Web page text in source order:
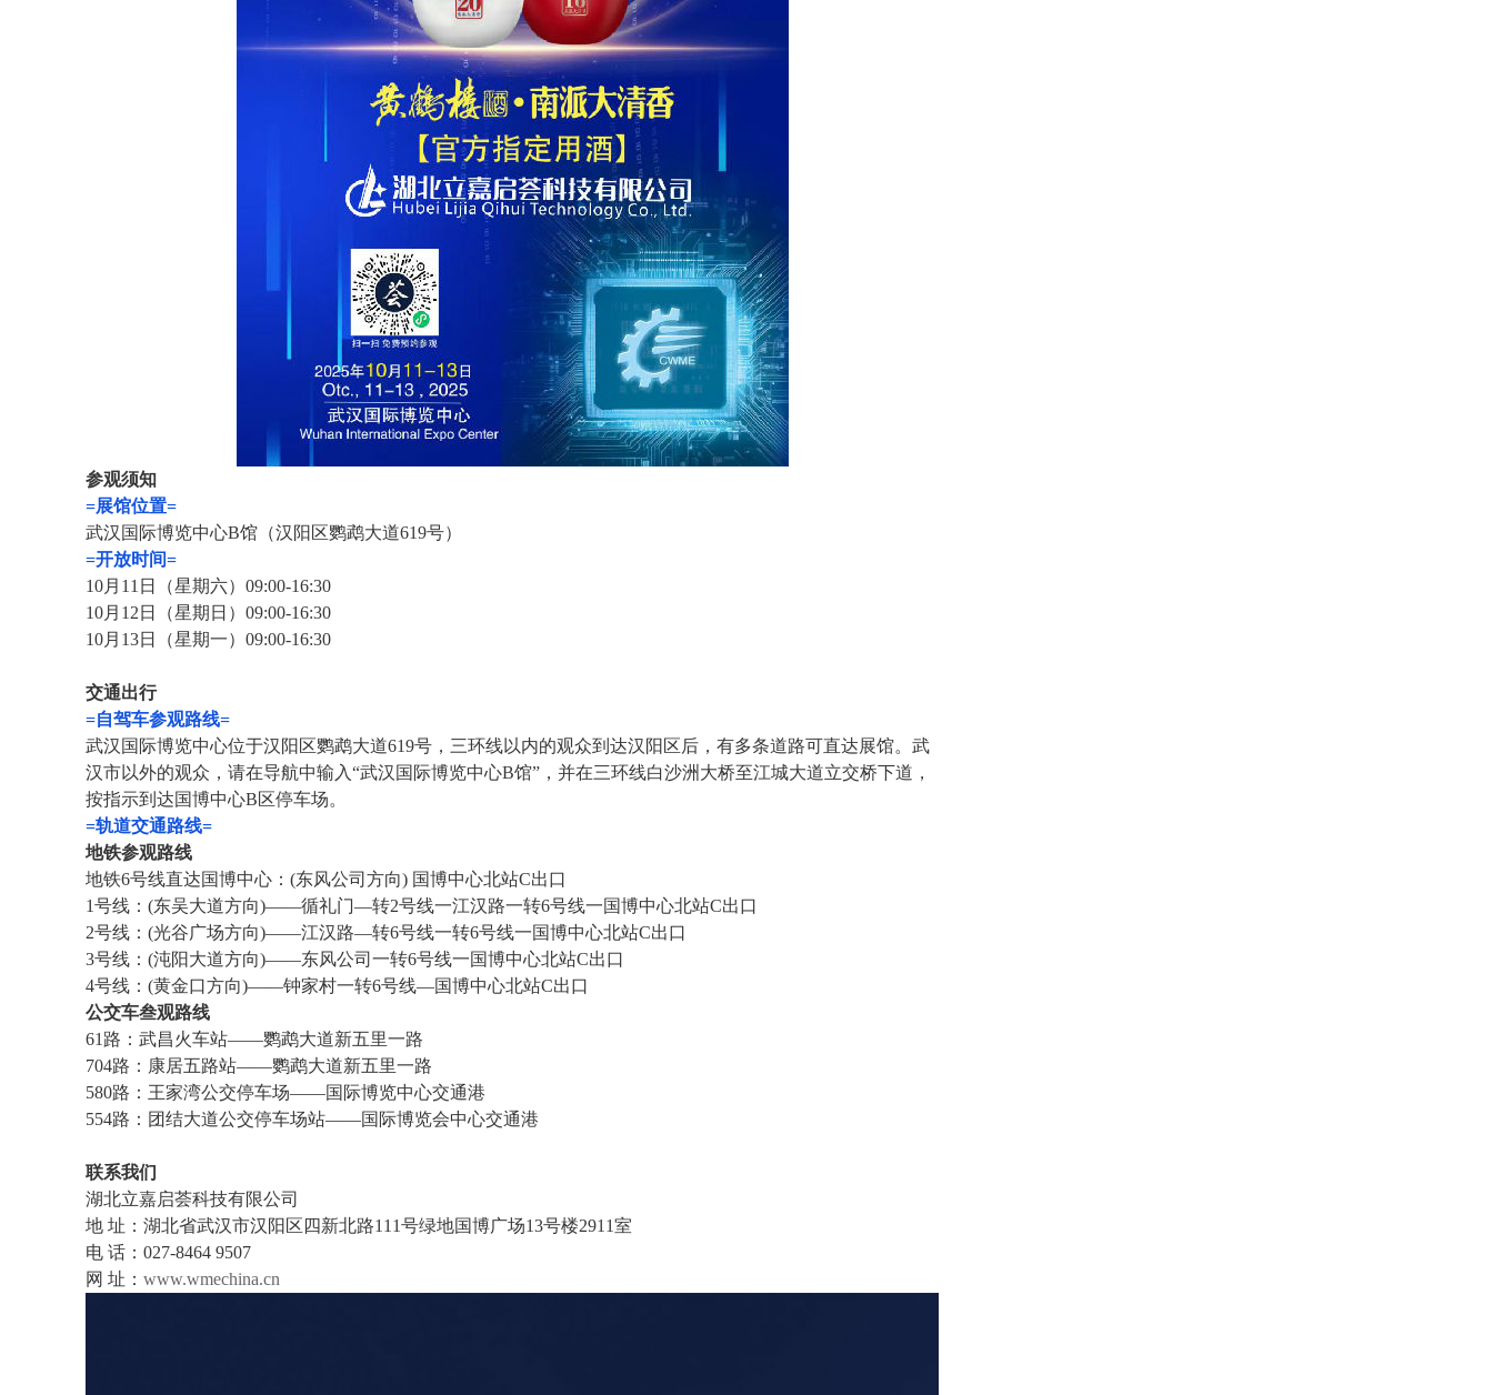
参观须知
=展馆位置=
武汉国际博览中心B馆（汉阳区鹦鹉大道619号）
=开放时间=
10月 11 日（星期六） 09:00-16:30
10月 12 日（星期日） 09:00-16:30
10月 13日（星期一） 09:00-16:30
交通出行
=自驾车参观路线=
武汉国际博览中心位于汉阳区鹦鹉大道619号，三环线以内的观众到达汉阳区后，有多条道路可直达展馆。武
汉市以外的观众，请在导航中输入“武汉国际博览中心B馆” ，并在三环线白沙洲大桥至江城大道立交桥下道，
按指示到达国博中心B区停车场。
=轨道交通路线=
地铁参观路线
地铁6号线直达国博中心： (东风公司方向) 国博中心北站C出口
1号线： (东吴大道方向)——循礼门—转2号线一江汉路一转6号线一国博中心北站C出口
2号线： (光谷广场方向)——江汉路—转6号线一转6号线一国博中心北站C出口
3号线： (沌阳大道方向)——东风公司一转6号线一国博中心北站C出口
4号线： (黄金口方向)——钟家村一转6号线—国博中心北站C出口
公交车叁观路线
61 路：武昌火车站——鹦鹉大道新五里一路
704路：康居五路站——鹦鹉大道新五里一路
580路：王家湾公交停车场——国际博览中心交通港
554路：团结大道公交停车场站——国际博览会中心交通港
联系我们
湖北立嘉启荟科技有限公司
地 址：湖北省武汉市汉阳区四新北路111号绿地国博广场13号楼2911室
电 话： 027-8464 9507
网 址： www.wmechina.cn